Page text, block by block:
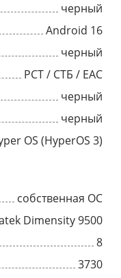
черный
Android 16
черный
РСТ / СТБ / EAC
черный
черный
OS (HyperOS 3)
собственная ОС
Dimensity 9500
8
3730